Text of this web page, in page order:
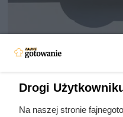
Biedronka
kawę o prawie
ruszyli do
Drogi
Na naszej stronie